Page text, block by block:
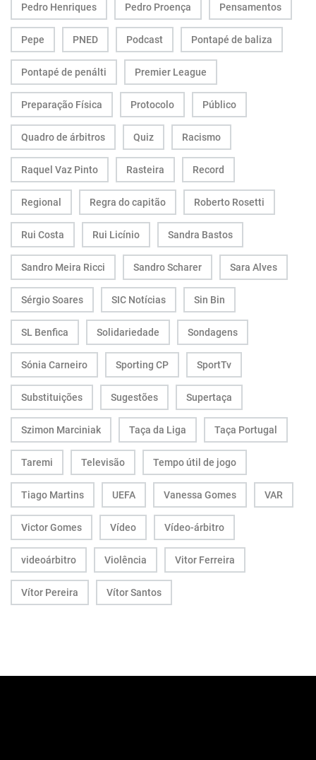
Pedro Henriques Pedro Proença Pensamentos
Pepe PNED Podcast Pontapé de baliza
Pontapé de penálti Premier League
Preparação Física Protocolo Público
Quadro de árbitros Quiz Racismo
Raquel Vaz Pinto Rasteira Record
Regional Regra do capitão Roberto Rosetti
Rui Costa Rui Licínio Sandra Bastos
Sandro Meira Ricci Sandro Scharer Sara Alves
Sérgio Soares SIC Notícias Sin Bin
SL Benfica Solidariedade Sondagens
Sónia Carneiro Sporting CP SportTv
Substituições Sugestões Supertaça
Szimon Marciniak Taça da Liga Taça Portugal
Taremi Televisão Tempo útil de jogo
Tiago Martins UEFA Vanessa Gomes VAR
Victor Gomes Vídeo Vídeo-árbitro
videoárbitro Violência Vitor Ferreira
Vítor Pereira Vítor Santos